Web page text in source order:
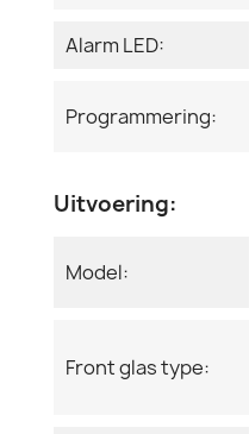
Alarm LED:
Programmering:
Uitvoering:
Model:
Front glas type: